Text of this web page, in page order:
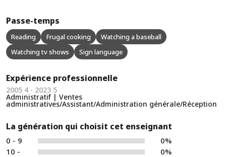
Passe-temps
Reading Frugal cooking
Watching a baseball
Watching tv shows
Sign language
Expérience professionnelle
2005 4 - 2023 5
Administratif | Ventes
administratives/Assistant/Administration générale/Réception
La génération qui choisit cet enseignant
0 - 9
0%
10 -
0%